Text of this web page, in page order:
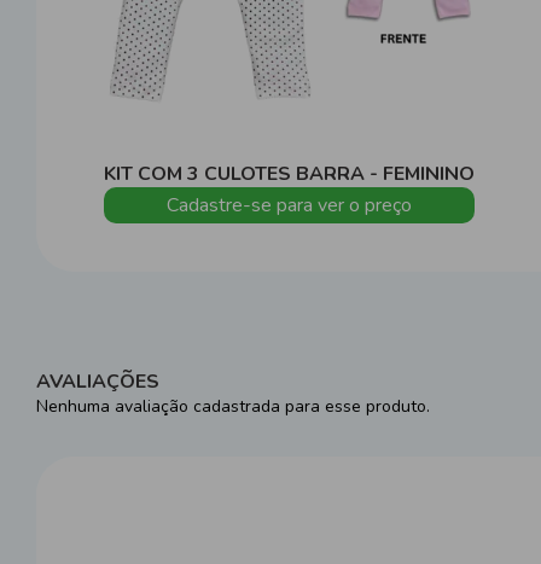
KIT COM 3 CULOTES BARRA - FEMININO
Cadastre-se para ver o preço
AVALIAÇÕES
Nenhuma avaliação cadastrada para esse produto.